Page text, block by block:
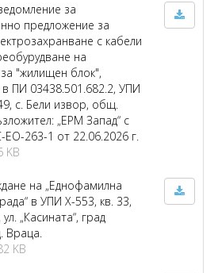
за
предложение за
с кабели
на
"жилищен блок",
ПИ 03438.501.682.2, УПИ
с. Бели извор, общ.
„ЕРМ Запад“ с
263-1 от 22.06.2026 г.
KB
на „Еднофамилна
в УПИ Х-553, кв. 33,
„Касината“, град
Враца.
KB